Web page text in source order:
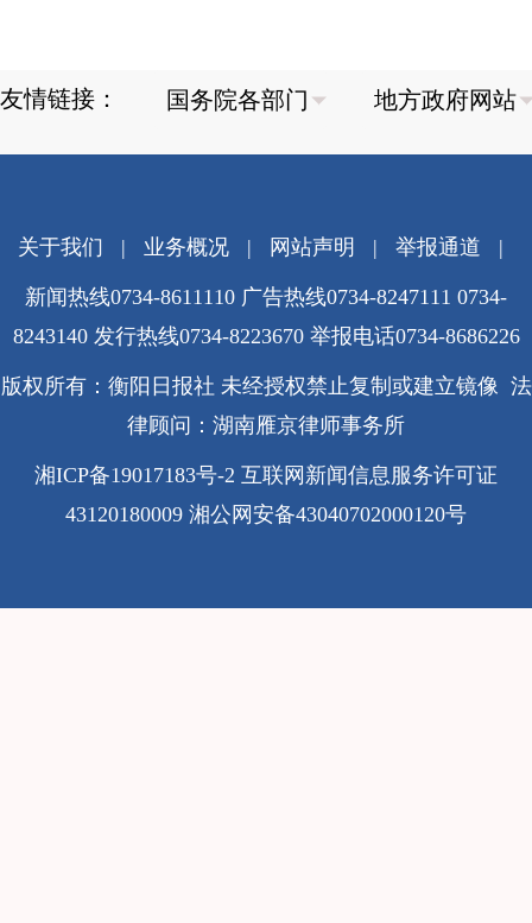
友情链接：
关于我们 | 业务概况| 网站声明 | 举报通道 |
新闻热线0734-8611110 广告热线0734-8247111 0734-
8243140 发行热线0734-8223670 举报电话0734-8686226
版权所有：衡阳日报社 未经授权禁止复制或建立镜像 法
律顾问：湖南雁京律师事务所
湘ICP备19017183号-2 互联网新闻信息服务许可证
43120180009 湘公网安备43040702000120号